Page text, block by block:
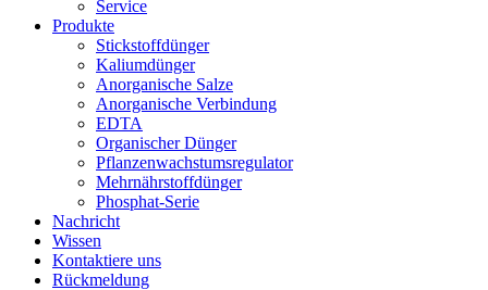
Service
Produkte
Stickstoffdünger
Kaliumdünger
Anorganische Salze
Anorganische Verbindung
EDTA
Organischer Dünger
Pflanzenwachstumsregulator
Mehrnährstoffdünger
Phosphat-Serie
Nachricht
Wissen
Kontaktiere uns
Rückmeldung